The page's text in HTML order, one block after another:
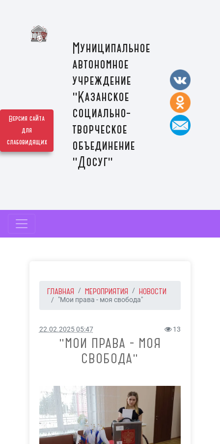
Версия сайта
для
слабовидящих
Муниципальное
автономное
учреждение
"Казанское
социально-
творческое
объединение
"Досуг"
ГЛАВНАЯ МЕРОПРИЯТИЯ НОВОСТИ
"Мои права - моя свобода"
22.02.2025 05:47 13
"МОИ ПРАВА - МОЯ
СВОБОДА"